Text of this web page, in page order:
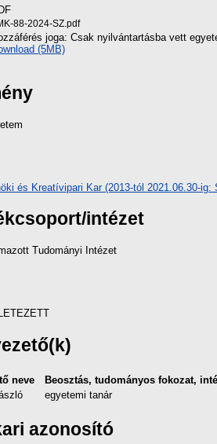
88-2024-SZ.pdf
joga: Csak nyilvántartásba vett
(5MB)
és Kreatívipari Kar (2013-tól 2021.06.30-
intézet
Tudományi Intézet
neve Beosztás, tudományos fokozat,
egyetemi tanár
azonosító